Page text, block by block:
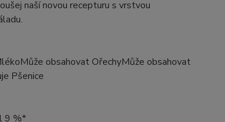
naší novou recepturu s vrstvou
obsahovat OřechyMůže obsahovat
Pšenice
9 %*